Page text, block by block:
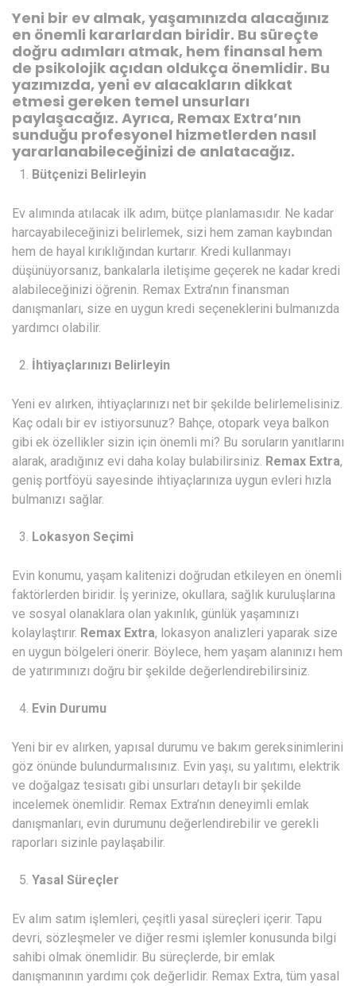
Yeni bir ev almak, yaşamınızda alacağınız
en önemli kararlardan biridir. Bu süreçte
doğru adımları atmak, hem finansal hem
de psikolojik açıdan oldukça önemlidir. Bu
yazımızda, yeni ev alacakların dikkat
etmesi gereken temel unsurları
paylaşacağız. Ayrıca, Remax Extra’nın
sunduğu profesyonel hizmetlerden nasıl
yararlanabileceğinizi de anlatacağız.
Bütçenizi Belirleyin
Ev alımında atılacak ilk adım, bütçe planlamasıdır. Ne kadar
harcayabileceğinizi belirlemek, sizi hem zaman kaybından
hem de hayal kırıklığından kurtarır. Kredi kullanmayı
düşünüyorsanız, bankalarla iletişime geçerek ne kadar kredi
alabileceğinizi öğrenin. Remax Extra’nın finansman
danışmanları, size en uygun kredi seçeneklerini bulmanızda
yardımcı olabilir.
İhtiyaçlarınızı Belirleyin
Yeni ev alırken, ihtiyaçlarınızı net bir şekilde belirlemelisiniz.
Kaç odalı bir ev istiyorsunuz? Bahçe, otopark veya balkon
gibi ek özellikler sizin için önemli mi? Bu soruların yanıtlarını
alarak, aradığınız evi daha kolay bulabilirsiniz. Remax Extra,
geniş portföyü sayesinde ihtiyaçlarınıza uygun evleri hızla
bulmanızı sağlar.
Lokasyon Seçimi
Evin konumu, yaşam kalitenizi doğrudan etkileyen en önemli
faktörlerden biridir. İş yerinize, okullara, sağlık kuruluşlarına
ve sosyal olanaklara olan yakınlık, günlük yaşamınızı
kolaylaştırır. Remax Extra, lokasyon analizleri yaparak size
en uygun bölgeleri önerir. Böylece, hem yaşam alanınızı hem
de yatırımınızı doğru bir şekilde değerlendirebilirsiniz.
Evin Durumu
Yeni bir ev alırken, yapısal durumu ve bakım gereksinimlerini
göz önünde bulundurmalısınız. Evin yaşı, su yalıtımı, elektrik
ve doğalgaz tesisatı gibi unsurları detaylı bir şekilde
incelemek önemlidir. Remax Extra’nın deneyimli emlak
danışmanları, evin durumunu değerlendirebilir ve gerekli
raporları sizinle paylaşabilir.
Yasal Süreçler
Ev alım satım işlemleri, çeşitli yasal süreçleri içerir. Tapu
devri, sözleşmeler ve diğer resmi işlemler konusunda bilgi
sahibi olmak önemlidir. Bu süreçlerde, bir emlak
danışmanının yardımı çok değerlidir. Remax Extra, tüm yasal